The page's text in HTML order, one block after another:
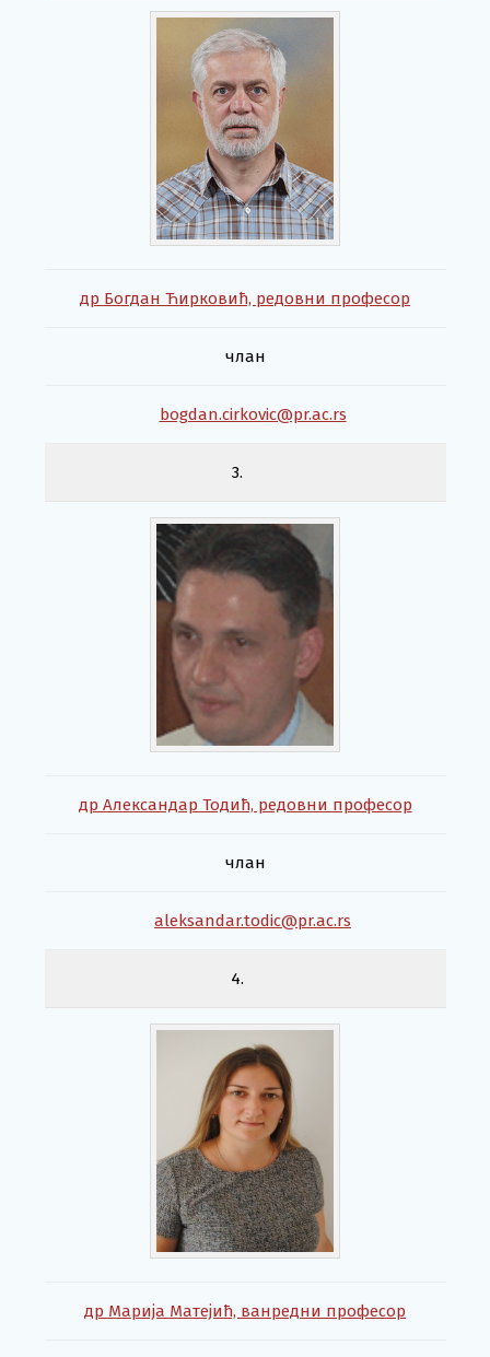
др Богдан Ћирковић, редовни професор
члан
bogdan.cirkovic@pr.ac.rs
3.
др Александар Тодић, редовни професор
члан
aleksandar.todic@pr.ac.rs
4.
др Марија Матејић, ванредни професор